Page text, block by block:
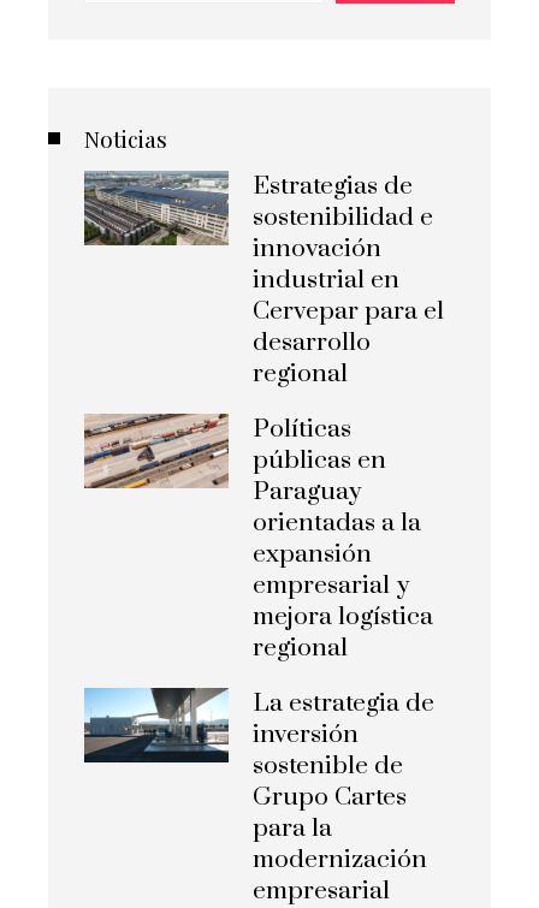
Noticias
Estrategias de
sostenibilidad e
innovación
industrial en
Cervepar para el
desarrollo
regional
Políticas
públicas en
Paraguay
orientadas a la
expansión
empresarial y
mejora logística
regional
La estrategia de
inversión
sostenible de
Grupo Cartes
para la
modernización
empresarial